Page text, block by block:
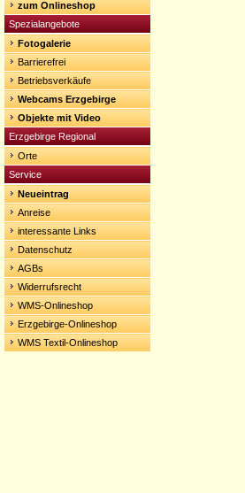
zum Onlineshop
Spezialangebote
Fotogalerie
Barrierefrei
Betriebsverkäufe
Webcams Erzgebirge
Objekte mit Video
Erzgebirge Regional
Orte
Service
Neueintrag
Anreise
interessante Links
Datenschutz
AGBs
Widerrufsrecht
WMS-Onlineshop
Erzgebirge-Onlineshop
WMS Textil-Onlineshop